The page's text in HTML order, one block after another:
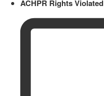
ACHPR Rights Violated